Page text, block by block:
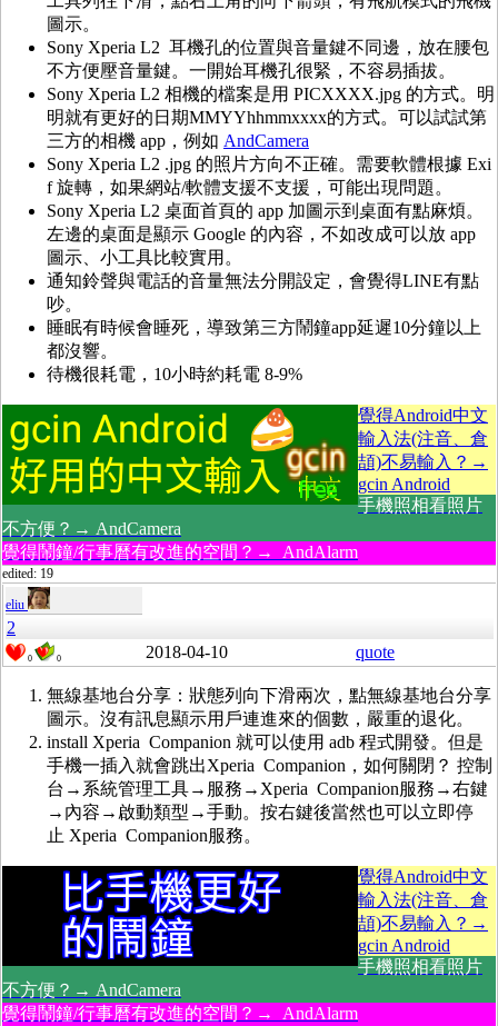
圖示。
Sony Xperia L2 耳機孔的位置與音量鍵不同邊，放在腰包
不方便壓音量鍵。一開始耳機孔很緊，不容易插拔。
Sony Xperia L2 相機的檔案是用 PICXXXX.jpg 的方式。明
明就有更好的日期MMYYhhmmxxxx的方式。可以試試第
三方的相機 app，例如 AndCamera
Sony Xperia L2 .jpg 的照片方向不正確。需要軟體根據 Exi
f 旋轉，如果網站/軟體支援不支援，可能出現問題。
Sony Xperia L2 桌面首頁的 app 加圖示到桌面有點麻煩。
左邊的桌面是顯示 Google 的內容，不如改成可以放 app
圖示、小工具比較實用。
通知鈴聲與電話的音量無法分開設定，會覺得LINE有點
吵。
睡眠有時候會睡死，導致第三方鬧鐘app延遲10分鐘以上
都沒響。
待機很耗電，10小時約耗電 8-9%
覺得Android中文
輸入法(注音、倉
頡)不易輸入？→
gcin Android
手機照相看照片
不方便？→ AndCamera
覺得鬧鐘/行事曆有改進的空間？→ AndAlarm
edited: 19
eliu
2
0 0 2018-04-10 quote
無線基地台分享：狀態列向下滑兩次，點無線基地台分享
圖示。沒有訊息顯示用戶連進來的個數，嚴重的退化。
install Xperia Companion 就可以使用 adb 程式開發。但是
手機一插入就會跳出Xperia Companion，如何關閉？ 控制
台→系統管理工具→服務→Xperia Companion服務→右鍵
→內容→啟動類型→手動。按右鍵後當然也可以立即停
止 Xperia Companion服務。
覺得Android中文
輸入法(注音、倉
頡)不易輸入？→
gcin Android
手機照相看照片
不方便？→ AndCamera
覺得鬧鐘/行事曆有改進的空間？→ AndAlarm